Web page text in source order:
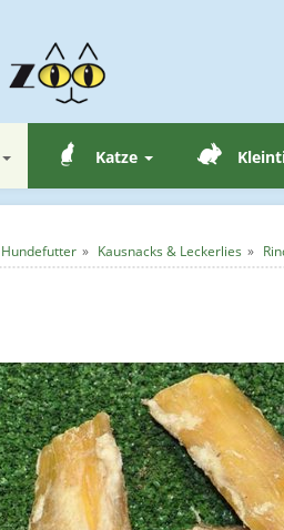
Katze
Hundefutter Kausnacks & Leckerlies